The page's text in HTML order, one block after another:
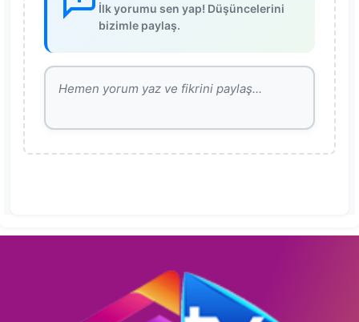
İlk yorumu sen yap! Düşüncelerini
bizimle paylaş.